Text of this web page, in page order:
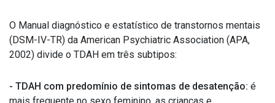
O Manual diagnóstico e estatístico de transtornos mentais
(DSM-IV-TR) da American Psychiatric Association (APA,
2002) divide o TDAH em três subtipos:
- TDAH com predomínio de sintomas de desatenção: é
mais frequente no sexo feminino, as crianças e